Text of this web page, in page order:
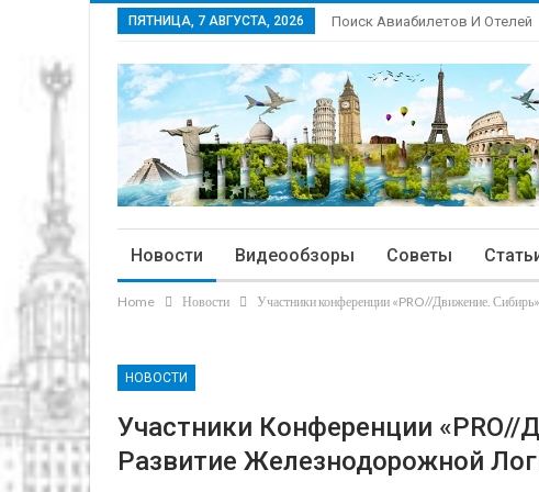
ПЯТНИЦА, 7 АВГУСТА, 2026 Поиск Авиабилетов И Отелей
Новости Видеообзоры Советы
Home Новости Участники конференции «PRO//Движение.
НОВОСТИ
Участники Конференции
Развитие Железнодорожной